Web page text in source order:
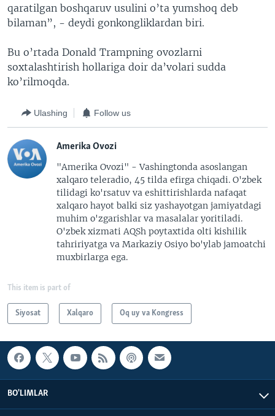
qaratilgan boshqaruv usulini o’ta yumshoq deb
bilaman”, - deydi gonkongliklardan biri.
Bu o’rtada Donald Trampning ovozlarni
soxtalashtirish hollariga doir da’volari sudda
ko’rilmoqda.
Ulashing Follow us
Amerika Ovozi
"Amerika Ovozi" - Vashingtonda asoslangan
xalqaro teleradio, 45 tilda efirga chiqadi. O'zbek
tilidagi ko'rsatuv va eshittirishlarda nafaqat
xalqaro hayot balki siz yashayotgan jamiyatdagi
muhim o'zgarishlar va masalalar yoritiladi.
O'zbek xizmati AQSh poytaxtida olti kishilik
tahririyatga va Markaziy Osiyo bo'ylab jamoatchi
muxbirlarga ega.
This item is part of
Siyosat Xalqaro Oq uy va Kongress
BO'LIMLAR